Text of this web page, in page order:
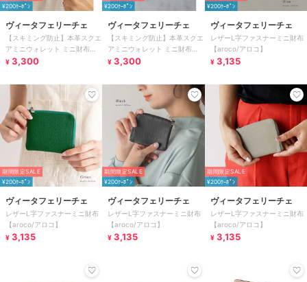
¥200ｸｰﾎﾟﾝ
ヴィータフェリーチェ
【スキミング防止】本革スクエ
アミニウォレット ミニ財布
【aroco/アロコ】
¥ 3,300
¥200ｸｰﾎﾟﾝ
ヴィータフェリーチェ
【スキミング防止】本革スクエ
アミニウォレット ミニ財布
【aroco/アロコ】
¥ 3,300
¥200ｸｰﾎﾟﾝ
ヴィータフェリーチェ
レザーL字ファスナーミニ財布
【aroco/アロコ】
¥ 3,135
期間限定SALE
¥200ｸｰﾎﾟﾝ
ヴィータフェリーチェ
レザーL字ファスナーミニ財布
【aroco/アロコ】
¥ 3,135
期間限定SALE
¥200ｸｰﾎﾟﾝ
ヴィータフェリーチェ
レザーL字ファスナーミニ財布
【aroco/アロコ】
¥ 3,135
期間限定SALE
¥200ｸｰﾎﾟﾝ
ヴィータフェリーチェ
レザーL字ファスナーミニ財布
【aroco/アロコ】
¥ 3,135